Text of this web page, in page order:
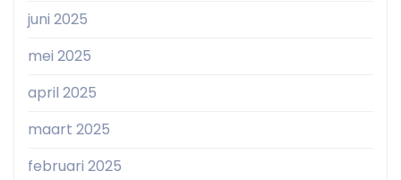
juni 2025
mei 2025
april 2025
maart 2025
februari 2025